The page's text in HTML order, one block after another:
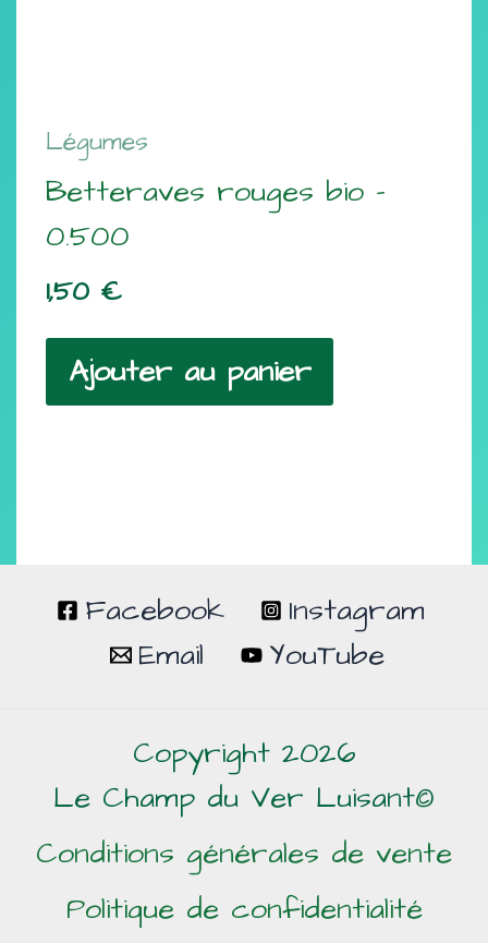
Légumes
Betteraves rouges bio –
0.500
1,50 €
Ajouter au panier
Facebook
Instagram
Email
YouTube
Copyright 2026
Le Champ du Ver Luisant©
Conditions générales de vente
Politique de confidentialité